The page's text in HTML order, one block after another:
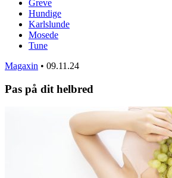
Greve
Hundige
Karlslunde
Mosede
Tune
Magaxin • 09.11.24
Pas på dit helbred